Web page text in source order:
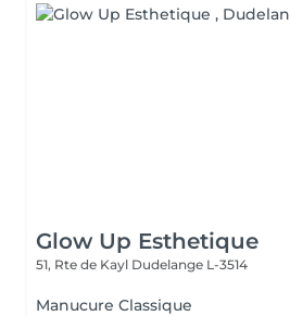
Glow Up Esthetique
51, Rte de Kayl Dudelange L-3514
Manucure Classique